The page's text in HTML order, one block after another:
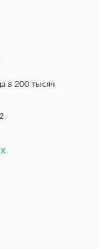
в 200 тысяч